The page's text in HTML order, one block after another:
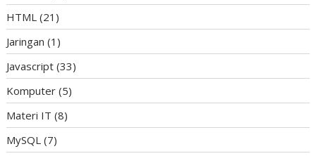
HTML (21)
Jaringan (1)
Javascript (33)
Komputer (5)
Materi IT (8)
MySQL (7)